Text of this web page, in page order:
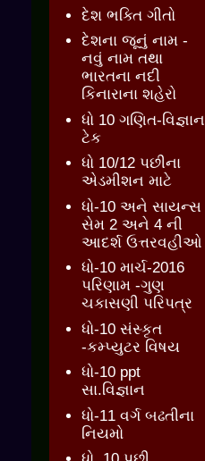
દેશ ભક્તિ ગીતો
દેશના જૂનું નામ -
નવું નામ તથા
ભારતના નદી
કિનારાના શહેરો
ધો 10 ગણિત-વિજ્ઞાન
ટેક
ધો 10/12 પછીના
એડમીશન માટે
ધો-10 અને સાયન્સ
સેમ 2 અને 4 ની
આદર્શ ઉત્તરવહીઓ
ધો-10 માર્ચ-2016
પરિણામ -ગુણ
ચકાસણી પરિપત્ર
ધો-10 સંસ્કૃત
-કમ્પ્યુટર વિષય
ધો-10 ppt
સા.વિજ્ઞાન
ધો-11 વર્ગ બઢતીના
નિયમો